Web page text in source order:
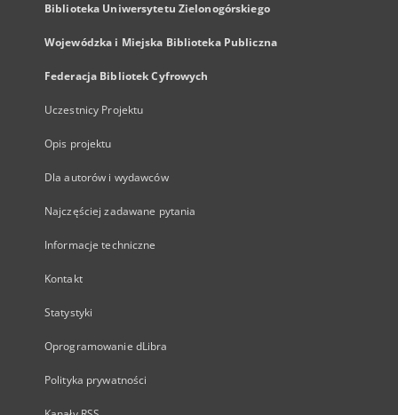
Biblioteka Uniwersytetu Zielonogórskiego
Wojewódzka i Miejska Biblioteka Publiczna
Federacja Bibliotek Cyfrowych
Uczestnicy Projektu
Opis projektu
Dla autorów i wydawców
Najczęściej zadawane pytania
Informacje techniczne
Kontakt
Statystyki
Oprogramowanie dLibra
Polityka prywatności